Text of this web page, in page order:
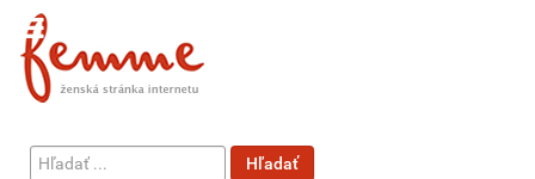
Hľadať
Hľadať